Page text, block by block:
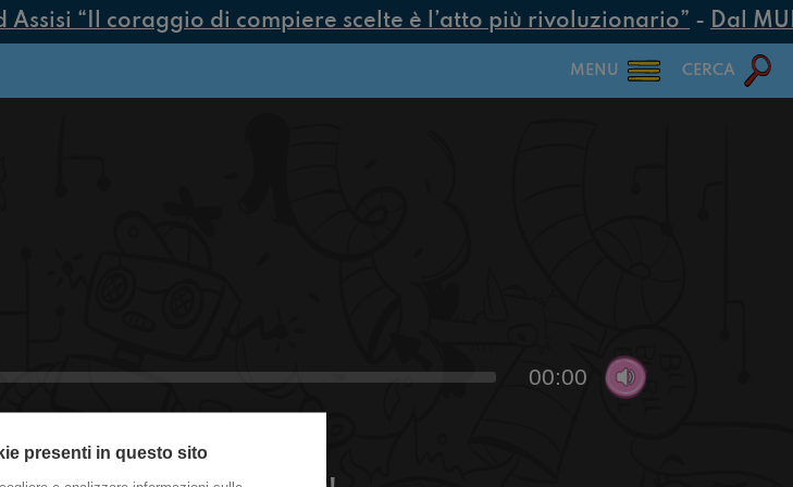
“Il coraggio di compiere scelte è l’atto più rivoluzionario”- Dal
MENU CERCA
00:00
presenti in questo sito